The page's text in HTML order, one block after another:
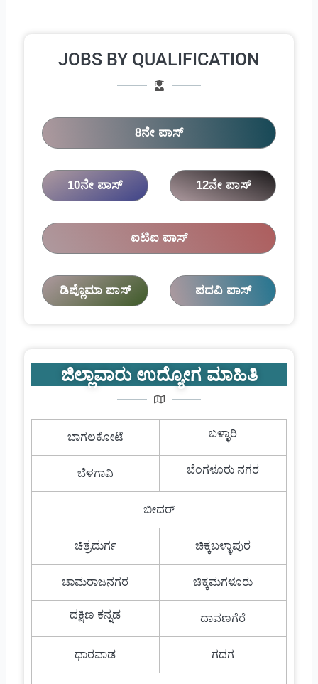
JOBS BY QUALIFICATION
8ನೇ ಪಾಸ್
10ನೇ ಪಾಸ್ 12ನೇ ಪಾಸ್
ಐಟಿಐ ಪಾಸ್
ಡಿಪ್ಲೊಮಾ ಪಾಸ್ ಪದವಿ ಪಾಸ್
ಜಿಲ್ಲಾವಾರು ಉದ್ಯೋಗ ಮಾಹಿತಿ
ಬಾಗಲಕೋಟೆ ಬಳ್ಳಾರಿ
ಬೆಳಗಾವಿ ಬೆಂಗಳೂರು ನಗರ
ಬೀದರ್
ಚಿತ್ರದುರ್ಗ ಚಿಕ್ಕಬಳ್ಳಾಪುರ
ಚಾಮರಾಜನಗರ ಚಿಕ್ಕಮಗಳೂರು
ದಕ್ಷಿಣ ಕನ್ನಡ ದಾವಣಗೆರೆ
ಧಾರವಾಡ ಗದಗ